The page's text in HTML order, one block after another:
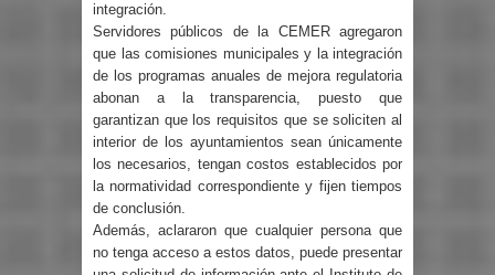
integración.
Servidores públicos de la CEMER agregaron
que las comisiones municipales y la integración
de los programas anuales de mejora regulatoria
abonan a la transparencia, puesto que
garantizan que los requisitos que se soliciten al
interior de los ayuntamientos sean únicamente
los necesarios, tengan costos establecidos por
la normatividad correspondiente y fijen tiempos
de conclusión.
Además, aclararon que cualquier persona que
no tenga acceso a estos datos, puede presentar